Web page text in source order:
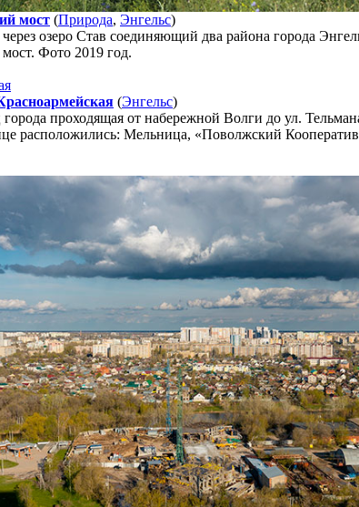
мост (Природа, Энгельс)
озеро Став соединяющий два района города
Фото 2019 год.
(Энгельс)
проходящая от набережной Волги до ул.
расположились: Мельница, «Поволжский